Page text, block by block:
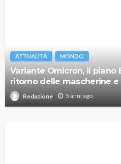
ATTUALITÀ MONDO
Variante Omicron, il piano
ritorno delle mascherine e
Redazione 5 anni ago